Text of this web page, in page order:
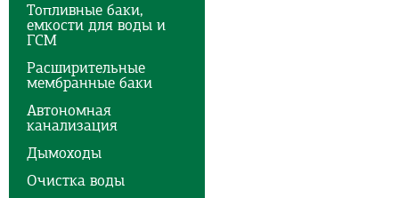
Топливные баки,
емкости для воды и
ГСМ
Расширительные
мембранные баки
Автономная
канализация
Дымоходы
Очистка воды